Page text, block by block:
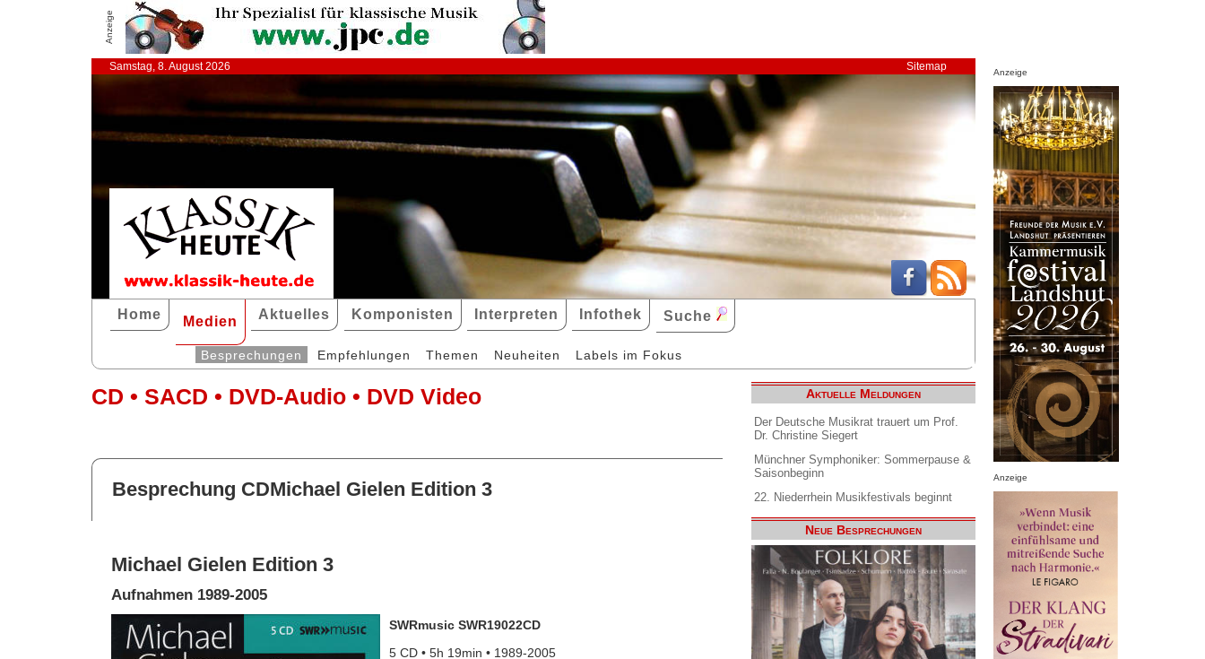
Anzeige
Samstag, 8. August 2026 Sitemap
Home Medien Aktuelles Komponisten Interpreten Infothek Suche
Besprechungen Empfehlungen Themen Neuheiten Labels im Fokus
CD • SACD • DVD-Audio • DVD Video
Besprechung CDMichael Gielen Edition 3
Michael Gielen Edition 3
Aufnahmen 1989-2005
SWRmusic SWR19022CD
5 CD • 5h 19min • 1989-2005
Aktuelle Meldungen
Der Deutsche Musikrat trauert um Prof.
Dr. Christine Siegert
Münchner Symphoniker: Sommerpause &
Saisonbeginn
22. Niederrhein Musikfestivals beginnt
Neue Besprechungen
Anzeige
Anzeige